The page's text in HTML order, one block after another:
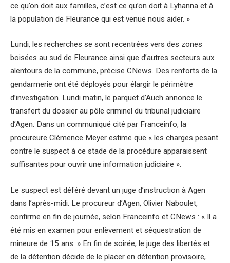
ce qu’on doit aux familles, c’est ce qu’on doit à Lyhanna et à
la population de Fleurance qui est venue nous aider. »
Lundi, les recherches se sont recentrées vers des zones
boisées au sud de Fleurance ainsi que d’autres secteurs aux
alentours de la commune, précise CNews. Des renforts de la
gendarmerie ont été déployés pour élargir le périmètre
d’investigation. Lundi matin, le parquet d’Auch annonce le
transfert du dossier au pôle criminel du tribunal judiciaire
d’Agen. Dans un communiqué cité par Franceinfo, la
procureure Clémence Meyer estime que « les charges pesant
contre le suspect à ce stade de la procédure apparaissent
suffisantes pour ouvrir une information judiciaire ».
Le suspect est déféré devant un juge d’instruction à Agen
dans l’après-midi. Le procureur d’Agen, Olivier Naboulet,
confirme en fin de journée, selon Franceinfo et CNews : « Il a
été mis en examen pour enlèvement et séquestration de
mineure de 15 ans. » En fin de soirée, le juge des libertés et
de la détention décide de le placer en détention provisoire,